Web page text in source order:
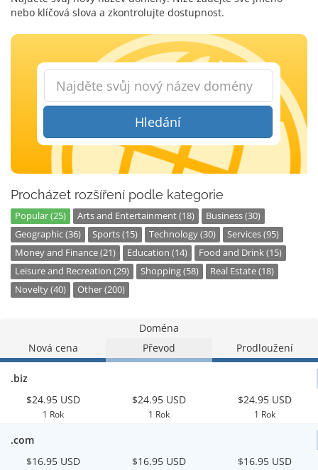
nebo klíčová slova a zkontrolujte dostupnost.
Hledání
Procházet rozšíření podle kategorie
Popular (25) Arts and Entertainment (18)
Business (30)
Geographic (36)
Sports (15) Technology (30)
Services (95)
Money and Finance (21)
Education (14)
Food and Drink (15)
Leisure and Recreation (29)
Shopping (58)
Real Estate (18)
Novelty (40)
Other (200)
Doména
Nová cena
Převod Prodloužení
.biz
$24.95 USD
1 Rok
$24.95 USD
1 Rok
$24.95 USD
1 Rok
.com
$16.95 USD
$16.95 USD $16.95 USD